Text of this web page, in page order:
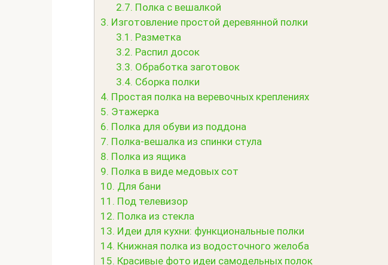
2.7. Полка с вешалкой
3. Изготовление простой деревянной полки
3.1. Разметка
3.2. Распил досок
3.3. Обработка заготовок
3.4. Сборка полки
4. Простая полка на веревочных креплениях
5. Этажерка
6. Полка для обуви из поддона
7. Полка-вешалка из спинки стула
8. Полка из ящика
9. Полка в виде медовых сот
10. Для бани
11. Под телевизор
12. Полка из стекла
13. Идеи для кухни: функциональные полки
14. Книжная полка из водосточного желоба
15. Красивые фото идеи самодельных полок